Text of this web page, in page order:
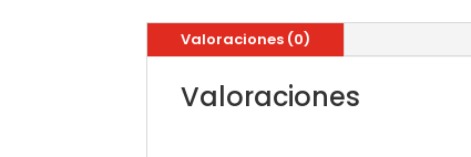
Valoraciones (0)
Valoraciones